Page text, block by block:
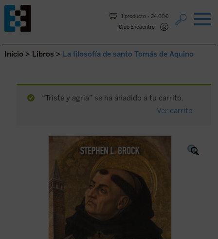
1 producto
24,00€
Club Encuentro
Saltar al contenido.
Inicio > Libros > La filosofía de santo Tomás de Aquino
“Triste y agria” se ha añadido a tu carrito.
Ver carrito